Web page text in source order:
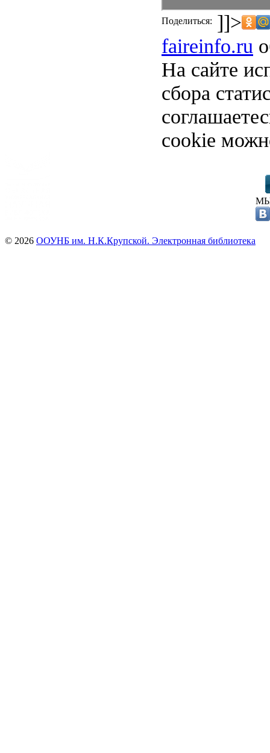
Поделиться: ]]>
faireinfo.ru
На сайте
сбора
cookie
© 2026 ООУНБ им. Н.К.Крупской. Электронная библиотека